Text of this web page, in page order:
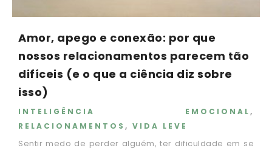
Amor, apego e conexão: por que
nossos relacionamentos parecem tão
difíceis (e o que a ciência diz sobre
isso)
INTELIGÊNCIA EMOCIONAL,
RELACIONAMENTOS , VIDA LEVE
Sentir medo de perder alguém, ter dificuldade em se